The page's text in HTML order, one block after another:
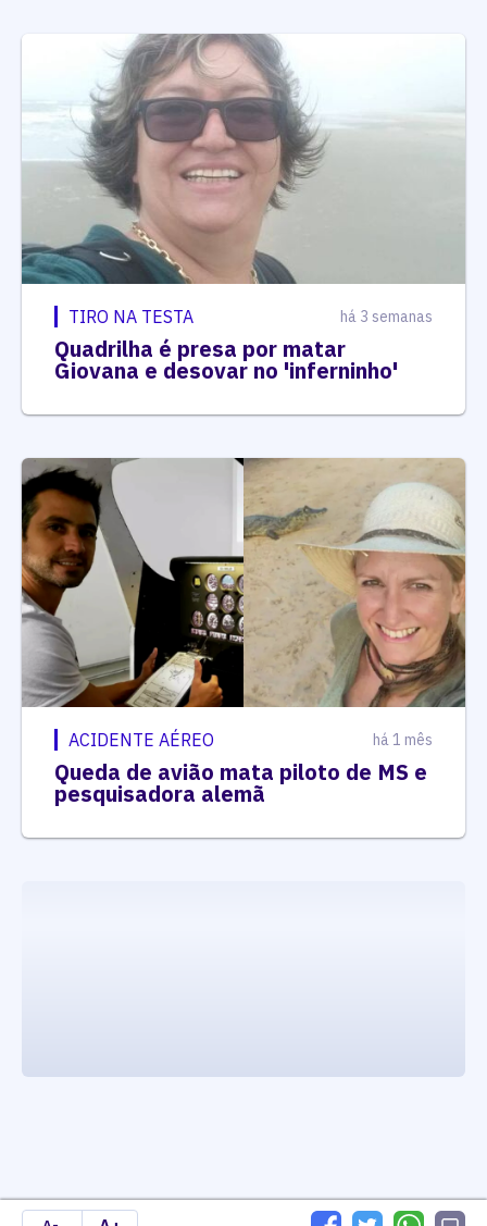
TIRO NA TESTA há 3 semanas
Quadrilha é presa por matar
Giovana e desovar no 'inferninho'
ACIDENTE AÉREO há 1 mês
Queda de avião mata piloto de MS e
pesquisadora alemã